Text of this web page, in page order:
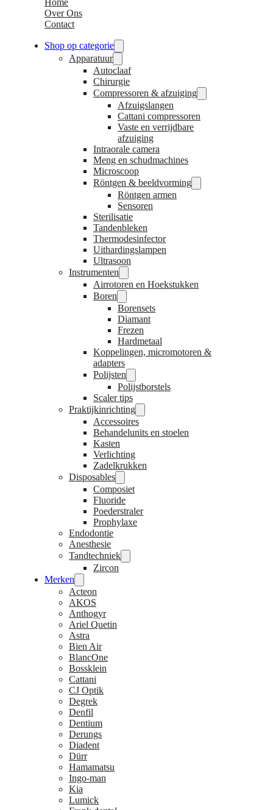
Home
Over Ons
Contact
Shop op categorie
Apparatuur
Autoclaaf
Chirurgie
Compressoren & afzuiging
Afzuigslangen
Cattani compressoren
Vaste en verrijdbare
afzuiging
Intraorale camera
Meng en schudmachines
Microscoop
Röntgen & beeldvorming
Röntgen armen
Sensoren
Sterilisatie
Tandenbleken
Thermodesinfector
Uithardingslampen
Ultrasoon
Instrumenten
Airrotoren en Hoekstukken
Boren
Borensets
Diamant
Frezen
Hardmetaal
Koppelingen, micromotoren &
adapters
Polijsten
Polijstborstels
Scaler tips
Praktijkinrichting
Accessoires
Behandelunits en stoelen
Kasten
Verlichting
Zadelkrukken
Disposables
Composiet
Fluoride
Poederstraler
Prophylaxe
Endodontie
Anesthesie
Tandtechniek
Zircon
Merken
Acteon
AKOS
Anthogyr
Ariel Quetin
Astra
Bien Air
BlancOne
Bossklein
Cattani
CJ Optik
Degrek
Denfil
Dentium
Derungs
Diadent
Dürr
Hamamatsu
Ingo-man
Kia
Lumick